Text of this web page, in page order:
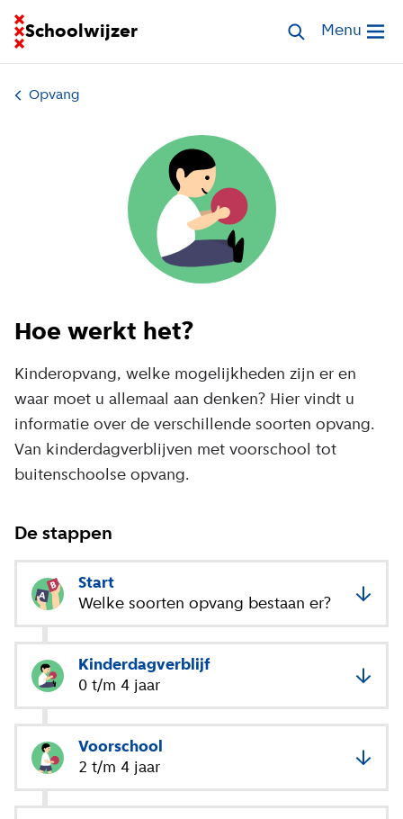
Schoolwijzer
Ga naar homepage van SchoolwijzerZoek opvang
Open
Menu
Opvang
Hoe werkt het?
Kinderopvang, welke mogelijkheden zijn er en
waar moet u allemaal aan denken? Hier vindt u
informatie over de verschillende soorten opvang.
Van kinderdagverblijven met voorschool tot
buitenschoolse opvang.
De stappen
Start
Welke soorten opvang bestaan er?
Kinderdagverblijf
0 t/m 4 jaar
Voorschool
2 t/m 4 jaar